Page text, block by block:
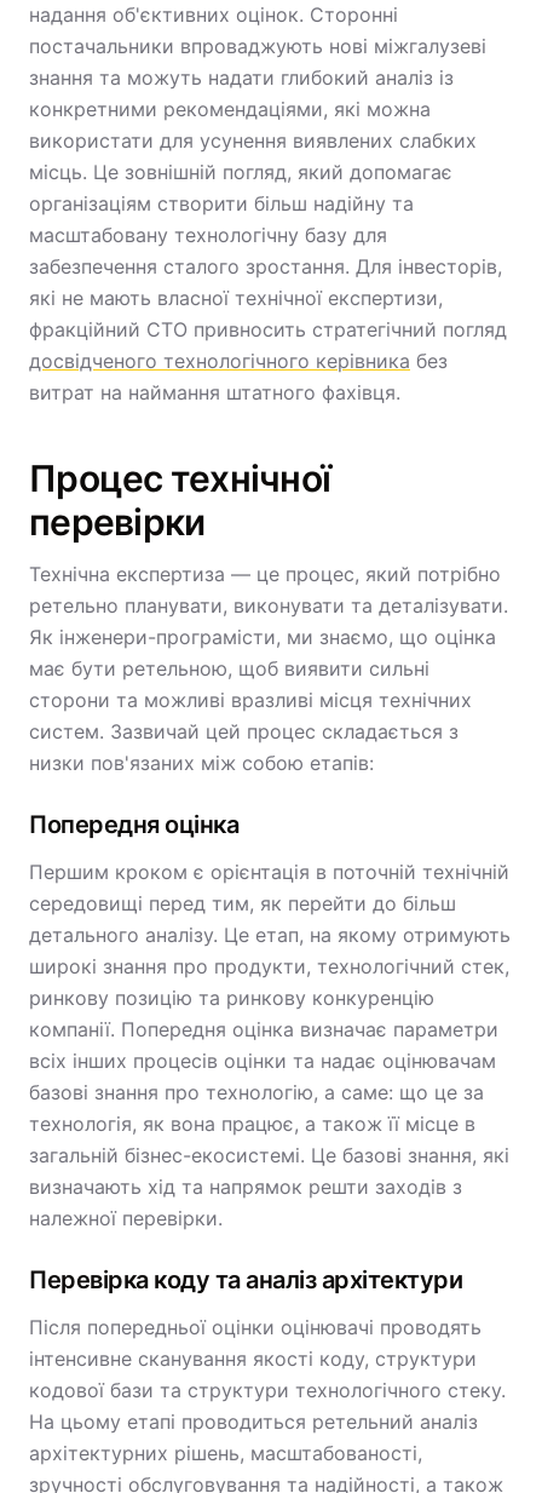
надання об'єктивних оцінок. Сторонні
постачальники впроваджують нові міжгалузеві
знання та можуть надати глибокий аналіз із
конкретними рекомендаціями, які можна
використати для усунення виявлених слабких
місць. Це зовнішній погляд, який допомагає
організаціям створити більш надійну та
масштабовану технологічну базу для
забезпечення сталого зростання. Для інвесторів,
які не мають власної технічної експертизи,
фракційний CTO привносить стратегічний погляд
досвідченого технологічного керівника без
витрат на наймання штатного фахівця.
Процес технічної
перевірки
Технічна експертиза — це процес, який потрібно
ретельно планувати, виконувати та деталізувати.
Як інженери-програмісти, ми знаємо, що оцінка
має бути ретельною, щоб виявити сильні
сторони та можливі вразливі місця технічних
систем. Зазвичай цей процес складається з
низки пов'язаних між собою етапів:
Попередня оцінка
Першим кроком є орієнтація в поточній технічній
середовищі перед тим, як перейти до більш
детального аналізу. Це етап, на якому отримують
широкі знання про продукти, технологічний стек,
ринкову позицію та ринкову конкуренцію
компанії. Попередня оцінка визначає параметри
всіх інших процесів оцінки та надає оцінювачам
базові знання про технологію, а саме: що це за
технологія, як вона працює, а також її місце в
загальній бізнес-екосистемі. Це базові знання, які
визначають хід та напрямок решти заходів з
належної перевірки.
Перевірка коду та аналіз архітектури
Після попередньої оцінки оцінювачі проводять
інтенсивне сканування якості коду, структури
кодової бази та структури технологічного стеку.
На цьому етапі проводиться ретельний аналіз
архітектурних рішень, масштабованості,
зручності обслуговування та надійності, а також